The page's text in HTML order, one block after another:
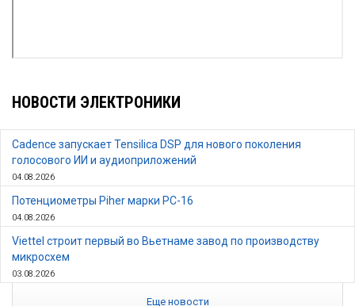
НОВОСТИ ЭЛЕКТРОНИКИ
Cadence запускает Tensilica DSP для нового поколения
голосового ИИ и аудиоприложений
04.08.2026
Потенциометры Piher марки PC-16
04.08.2026
Viettel строит первый во Вьетнаме завод по производству
микросхем
03.08.2026
Еще новости